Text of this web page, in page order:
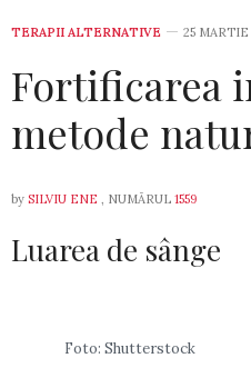
TERAPII ALTERNATIVE 25 MARTIE
Fortificarea
metode
by SILVIU ENE , NUMĂRUL 1559
Luarea de sânge
Foto: Shutterstock